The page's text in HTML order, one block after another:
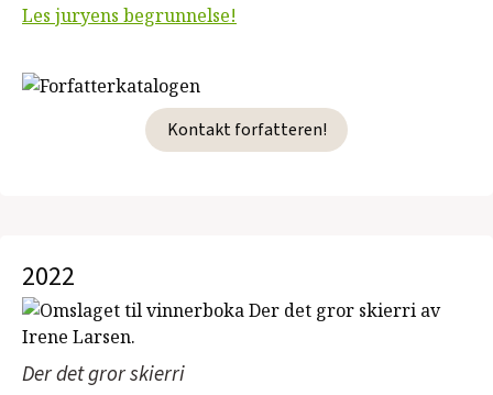
Les juryens begrunnelse!
Kontakt forfatteren!
2022
Der det gror skierri